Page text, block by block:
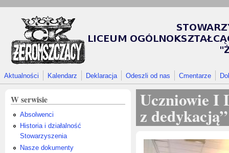
Aktualności Kalendarz Deklaracja Odeszli od nas Cmentarze
W serwisie
Absolwenci
Historia i działalność
Stowarzyszenia
Nasze dokumenty
Uczniowie I
z